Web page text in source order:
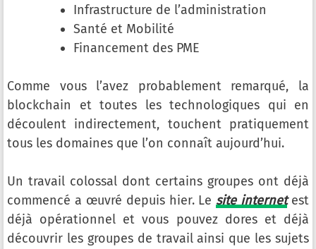
Infrastructure de l’administration
Santé et Mobilité
Financement des PME
Comme vous l’avez probablement remarqué, la
blockchain et toutes les technologiques qui en
découlent indirectement, touchent pratiquement
tous les domaines que l’on connaît aujourd’hui.
Un travail colossal dont certains groupes ont déjà
commencé a œuvré depuis hier. Lesite internetest
déjà opérationnel et vous pouvez dores et déjà
découvrir les groupes de travail ainsi que les sujets